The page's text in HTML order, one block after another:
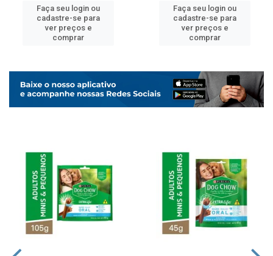
Faça seu login ou
cadastre-se para
ver preços e
comprar
Faça seu login ou
cadastre-se para
ver preços e
comprar